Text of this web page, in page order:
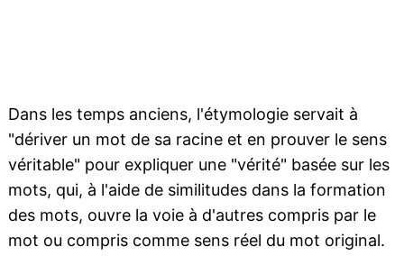
Dans les temps anciens, l'étymologie servait à
"dériver un mot de sa racine et en prouver le sens
véritable" pour expliquer une "vérité" basée sur les
mots, qui, à l'aide de similitudes dans la formation
des mots, ouvre la voie à d'autres compris par le
mot ou compris comme sens réel du mot original.